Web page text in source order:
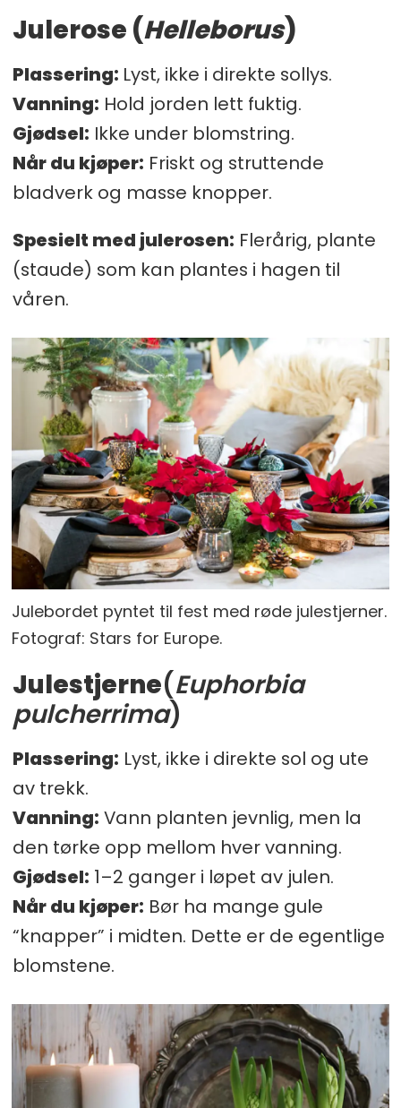
Julerose (Helleborus)
Plassering: Lyst, ikke i direkte sollys.
Vanning: Hold jorden lett fuktig.
Gjødsel: Ikke under blomstring.
Når du kjøper: Friskt og struttende
bladverk og masse knopper.
Spesielt med julerosen: Flerårig, plante
(staude) som kan plantes i hagen til
våren.
Julebordet pyntet til fest med røde julestjerner.
Fotograf: Stars for Europe.
Julestjerne(Euphorbia
pulcherrima)
Plassering: Lyst, ikke i direkte sol og ute
av trekk.
Vanning: Vann planten jevnlig, men la
den tørke opp mellom hver vanning.
Gjødsel: 1–2 ganger i løpet av julen.
Når du kjøper: Bør ha mange gule
“knapper” i midten. Dette er de egentlige
blomstene.